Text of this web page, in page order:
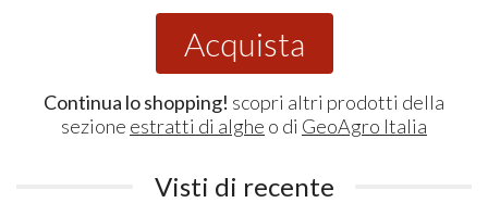
Acquista
Continua lo shopping! scopri altri prodotti della
sezione estratti di alghe o di GeoAgro Italia
Visti di recente